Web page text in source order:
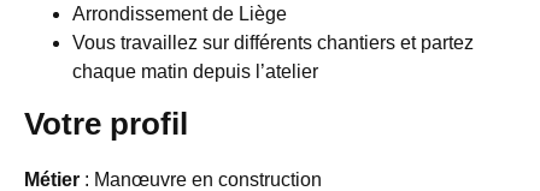
Arrondissement de Liège
Vous travaillez sur différents chantiers et partez
chaque matin depuis l’atelier
Votre profil
Métier : Manœuvre en construction